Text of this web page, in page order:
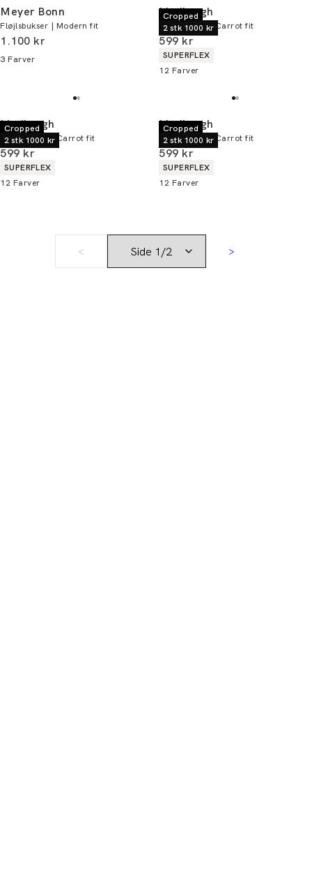
Meyer Bonn
Fløjlsbukser | Modern fit
I alt (inkl. rabat)
1.100 kr
3 Farver
Cropped
2 stk 1000 kr
Lindbergh
Fløjlsbukser | Carrot fit
I alt (inkl. rabat)
599 kr
Produkt egenskaber
SUPERFLEX
12 Farver
Cropped
2 stk 1000 kr
Lindbergh
Fløjlsbukser | Carrot fit
I alt (inkl. rabat)
599 kr
Produkt egenskaber
SUPERFLEX
12 Farver
Cropped
2 stk 1000 kr
Lindbergh
Fløjlsbukser | Carrot fit
I alt (inkl. rabat)
599 kr
Produkt egenskaber
SUPERFLEX
12 Farver